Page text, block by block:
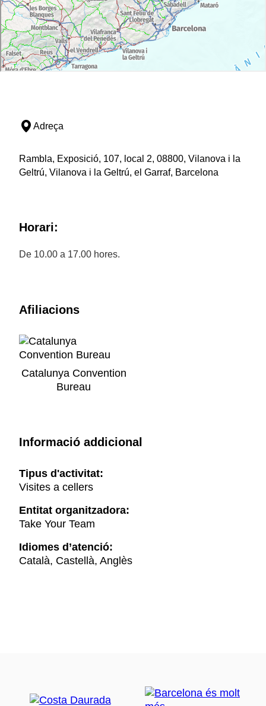
Adreça
Rambla, Exposició, 107, local 2, 08800, Vilanova i la
Geltrú, Vilanova i la Geltrú, el Garraf, Barcelona
Horari:
De 10.00 a 17.00 hores.
Afiliacions
Catalunya Convention
Bureau
Informació addicional
Tipus d'activitat:
Visites a cellers
Entitat organitzadora:
Take Your Team
Idiomes d’atenció:
Català, Castellà, Anglès